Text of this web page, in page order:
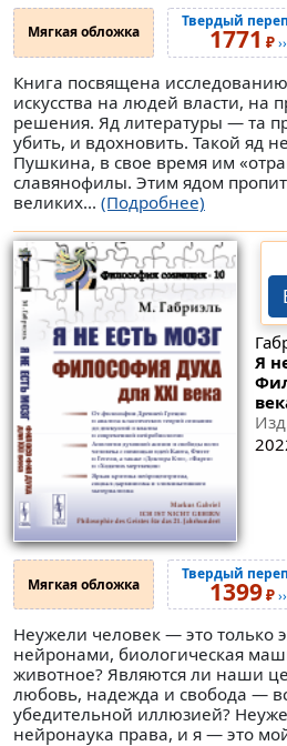
Мягкая обложка
Твердый
1771 ₽››
Книга посвящена
искусства на людей власти,
решения. Яд литературы — та
убить, и вдохновить. Такой яд
Пушкина, в свое время им
славянофилы. Этим ядом
великих... (Подробнее)
Я
Мягкая обложка
Твердый
1399₽››
Неужели человек — это только
нейронами, биологическая
животное? Являются ли наши
любовь, надежда и свобода —
убедительной иллюзией?
нейронаука права, и я — это